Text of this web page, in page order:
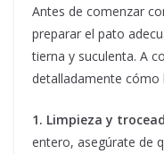
Antes de comenzar
preparar el pato
tierna y suculenta. A
detalladamente cómo
1. Limpieza y
entero, asegúrate de